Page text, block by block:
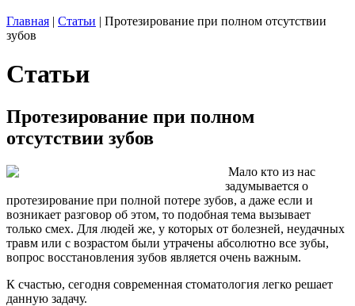
Главная | Статьи | Протезирование при полном отсутствии
зубов
Статьи
Протезирование при полном
отсутствии зубов
Мало кто из нас
задумывается о
протезирование при полной потере зубов, а даже если и
возникает разговор об этом, то подобная тема вызывает
только смех. Для людей же, у которых от болезней, неудачных
травм или с возрастом были утрачены абсолютно все зубы,
вопрос восстановления зубов является очень важным.
К счастью, сегодня современная стоматология легко решает
данную задачу.